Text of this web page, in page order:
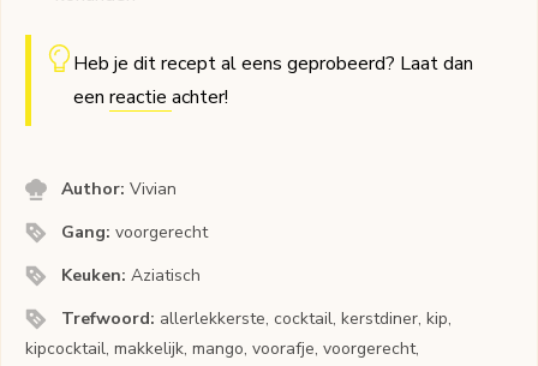
Heb je dit recept al eens geprobeerd? Laat dan
een reactie achter!
Author:Vivian
Gang:voorgerecht
Keuken:Aziatisch
Trefwoord: allerlekkerste, cocktail, kerstdiner, kip,
kipcocktail, makkelijk, mango, voorafje, voorgerecht,